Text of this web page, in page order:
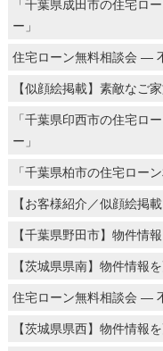
「千葉県成田市の住宅ロ
ー」
住宅ローン無料相談会 ―
【似顔絵掲載】素敵なご
「千葉県印西市の住宅ロ
ー」
「千葉県柏市の住宅ロー
【お客様紹介／似顔絵掲
【千葉県野田市】物件情
【茨城県県南】物件情報
住宅ローン無料相談会 ―
【茨城県県西】物件情報